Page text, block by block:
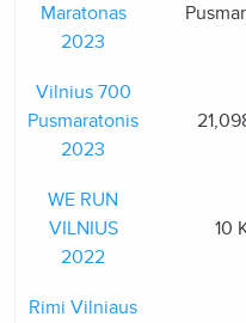
Maratonas
2023
Vilnius 700
Pusmaratonis
2023
WE RUN
VILNIUS
2022
10
Rimi Vilniaus